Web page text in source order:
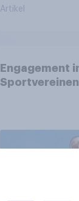
Artikel
Engagement
Sportvereinen